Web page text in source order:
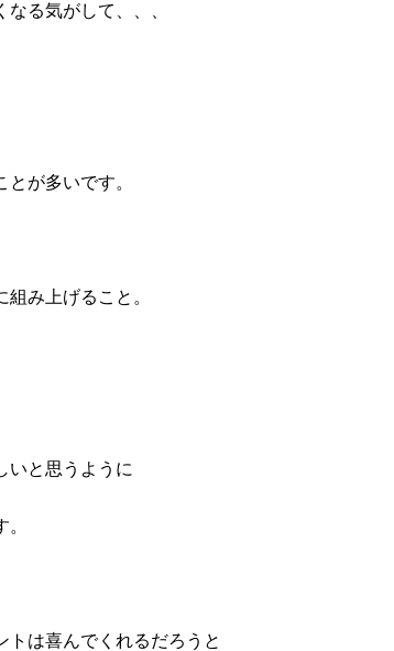
る気がして、、、
が多いです。
み上げること。
いと思うように
トは喜んでくれるだろうと